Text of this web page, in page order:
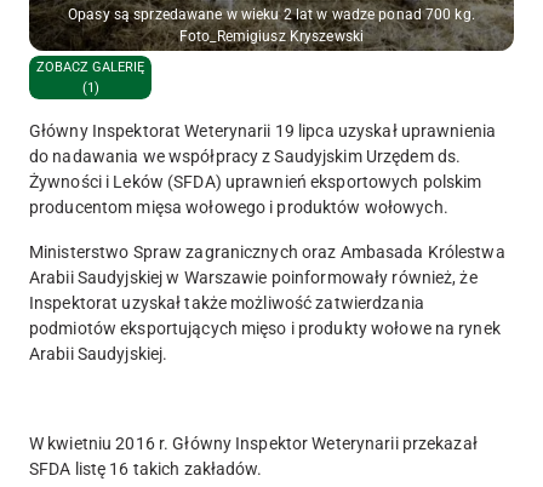
Opasy są sprzedawane w wieku 2 lat w wadze ponad 700 kg.
Foto_Remigiusz Kryszewski
ZOBACZ GALERIĘ
(1)
Główny Inspektorat Weterynarii 19 lipca uzyskał uprawnienia
do nadawania we współpracy z Saudyjskim Urzędem ds.
Żywności i Leków (SFDA) uprawnień eksportowych polskim
producentom mięsa wołowego i produktów wołowych.
Ministerstwo Spraw zagranicznych oraz Ambasada Królestwa
Arabii Saudyjskiej w Warszawie poinformowały również, że
Inspektorat uzyskał także możliwość zatwierdzania
podmiotów eksportujących mięso i produkty wołowe na rynek
Arabii Saudyjskiej.
W kwietniu 2016 r. Główny Inspektor Weterynarii przekazał
SFDA listę 16 takich zakładów.